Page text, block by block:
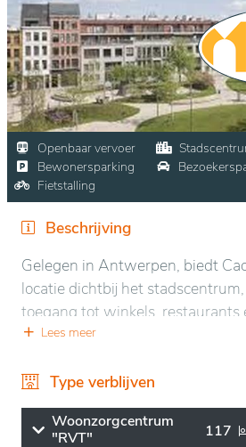
Openbaar vervoer
Bewonersparking
Fietstalling
Beschrijving
Gelegen in Antwerpen, biedt
locatie dichtbij het
toegang tot winkels, restaurants
attracties. De buurt is levendig
aangename sfeer voor de
De accommodatie kenmerkt zich
uitnodigende omgeving, ideaal
Lees meer
Type verblijven
Woonzorgcentrum
"RVT"
117